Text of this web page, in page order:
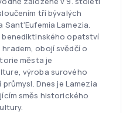
tří bývalých
Lamezia.
benediktinského opatství
hradem, obojí svědčí o
města je
výroba surového
Dnes je Lamezia
směs historického